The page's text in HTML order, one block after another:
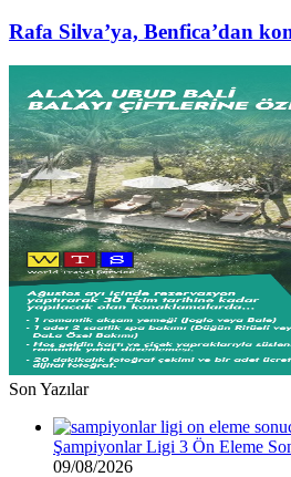
var”
Benfica’dan
komik
ücret
Rafa Silva’ya, Benfica’dan
Son Yazılar
Şampiyonlar Ligi 3 Ön Eleme
09/08/2026